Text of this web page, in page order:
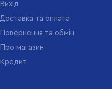
Вихід
Доставка та оплата
Повернення та обмін
Про магазин
Кредит